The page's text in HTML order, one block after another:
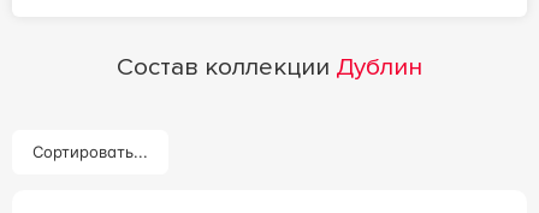
Состав коллекции Дублин
Сортировать...